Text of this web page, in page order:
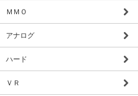
ＭＭＯ
アナログ
ハード
ＶＲ